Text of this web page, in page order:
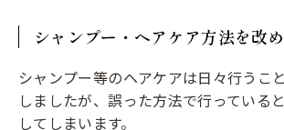
シャンプー・ヘアケア方法を改
シャンプー等のヘアケアは日々行うこ
しましたが、誤った方法で行っている
してしまいます。